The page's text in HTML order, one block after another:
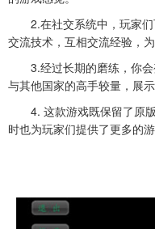
2.在社交系统中，玩家们
交流技术，互相交流经验，
3.经过长期的磨练，你会
与其他国家的高手较量，展示
4. 这款游戏既保留了原版
时也为玩家们提供了更多的游